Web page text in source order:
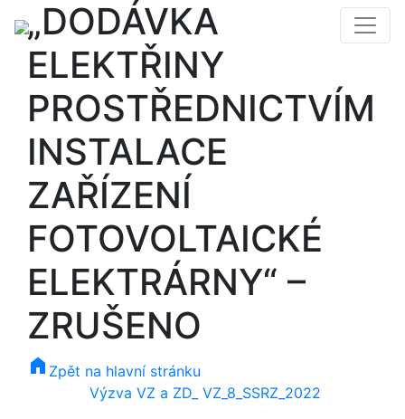
„DODÁVKA
ELEKTŘINY
PROSTŘEDNICTVÍM
INSTALACE
ZAŘÍZENÍ
FOTOVOLTAICKÉ
ELEKTRÁRNY“ –
ZRUŠENO
home Zpět na hlavní stránku
Výzva VZ a ZD_ VZ_8_SSRZ_2022